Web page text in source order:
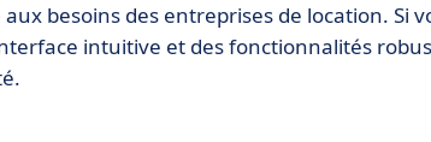
besoins des entreprises de location. Si
intuitive et des fonctionnalités